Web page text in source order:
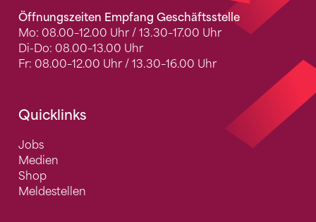
Öffnungszeiten Empfang Geschäftsstelle
Mo: 08.00–12.00 Uhr / 13.30–17.00 Uhr
Di-Do: 08.00–13.00 Uhr
Fr: 08.00–12.00 Uhr / 13.30–16.00 Uhr
Quicklinks
Jobs
Medien
Shop
Meldestellen